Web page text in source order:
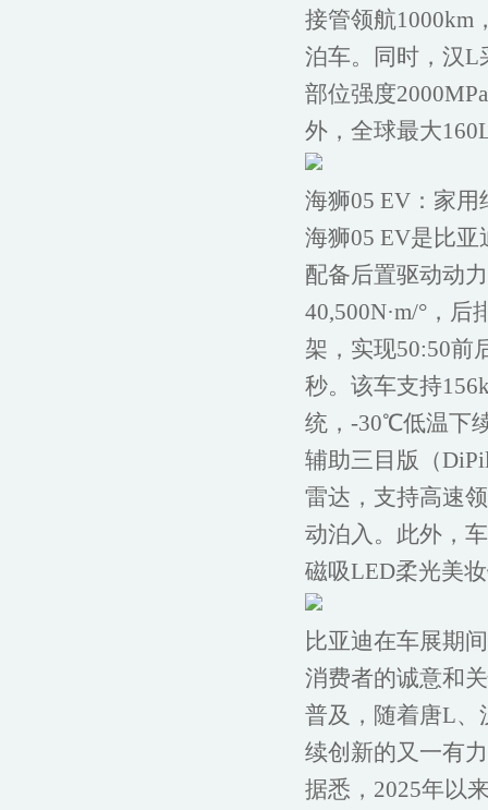
接管领航1000km
泊车。同时，汉L
部位强度
外，全球最大
海狮05 EV：家用
海狮05 EV是比亚
配备后置驱动动
40,500N·m/°，
架，实现50:50前
秒。该车支持
统，-30℃低温下
辅助三目版（
雷达，支持高速
动泊入。此外，
磁吸LED柔光美
比亚迪在车展期
消费者的诚意和
普及，随着唐L、
续创新的又一有
据悉，2025年以